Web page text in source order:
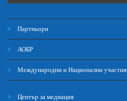
Партньори
АОБР
Международни и Национални участия
Център за медиация